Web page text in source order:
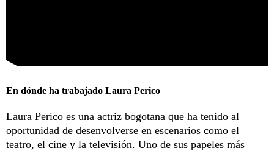
En dónde ha trabajado Laura Perico
Laura Perico es una actriz bogotana que ha tenido al
oportunidad de desenvolverse en escenarios como el
teatro, el cine y la televisión. Uno de sus papeles más